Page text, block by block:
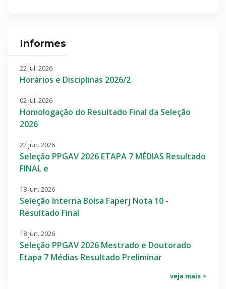
Informes
22 jul. 2026
Horários e Disciplinas 2026/2
02 jul. 2026
Homologação do Resultado Final da Seleção
2026
22 jun. 2026
Seleção PPGAV 2026 ETAPA 7 MÉDIAS Resultado
FINAL e
18 jun. 2026
Seleção Interna Bolsa Faperj Nota 10 -
Resultado Final
18 jun. 2026
Seleção PPGAV 2026 Mestrado e Doutorado
Etapa 7 Médias Resultado Preliminar
veja mais >